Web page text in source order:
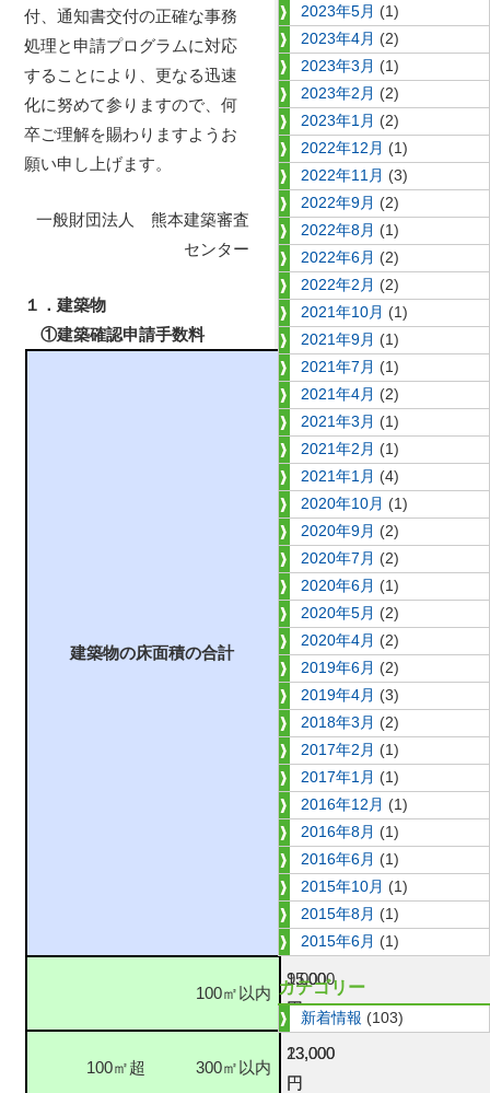
付、通知書交付の正確な事務
処理と申請プログラムに対応
することにより、更なる迅速
化に努めて参りますので、何
卒ご理解を賜わりますようお
願い申し上げます。
一般財団法人 熊本建築審査
センター
１．建築物
①建築確認申請手数料
建築物の床面積の合計
単
独
申
請
の
場
合
※
性
能
評
価・
長
期
優
良・
低
炭
素
住
宅
又
は
型
式
認
定
100㎡以内
15,000
円
9,000
円
100㎡超 300㎡以内
23,000
円
13,000
円
2023年5月 (1)
2023年4月 (2)
2023年3月 (1)
2023年2月 (2)
2023年1月 (2)
2022年12月 (1)
2022年11月 (3)
2022年9月 (2)
2022年8月 (1)
2022年6月 (2)
2022年2月 (2)
2021年10月 (1)
2021年9月 (1)
2021年7月 (1)
2021年4月 (2)
2021年3月 (1)
2021年2月 (1)
2021年1月 (4)
2020年10月 (1)
2020年9月 (2)
2020年7月 (2)
2020年6月 (1)
2020年5月 (2)
2020年4月 (2)
2019年6月 (2)
2019年4月 (3)
2018年3月 (2)
2017年2月 (1)
2017年1月 (1)
2016年12月 (1)
2016年8月 (1)
2016年6月 (1)
2015年10月 (1)
2015年8月 (1)
2015年6月 (1)
カテゴリー
新着情報 (103)